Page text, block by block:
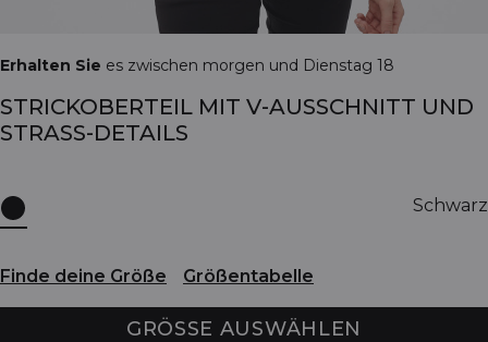
Erhalten Sie es zwischen morgen und Dienstag 18
STRICKOBERTEIL MIT V-AUSSCHNITT UND
STRASS-DETAILS
Schwarz
Finde deine Größe Größentabelle
GRÖSSE AUSWÄHLEN